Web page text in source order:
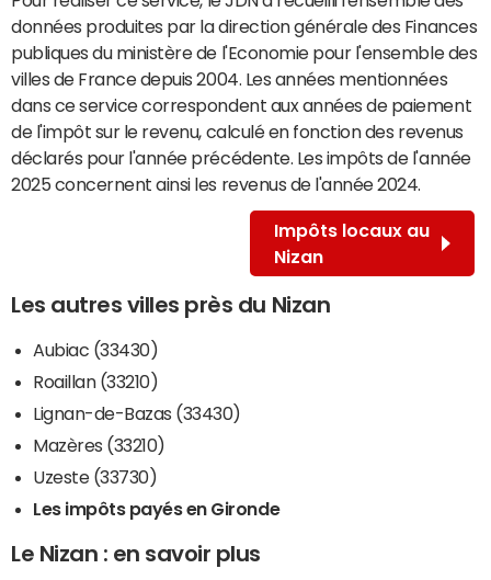
données produites par la direction générale des Finances
publiques du ministère de l'Economie pour l'ensemble des
villes de France depuis 2004. Les années mentionnées
dans ce service correspondent aux années de paiement
de l'impôt sur le revenu, calculé en fonction des revenus
déclarés pour l'année précédente. Les impôts de l'année
2025 concernent ainsi les revenus de l'année 2024.
Impôts locaux au
Nizan
Les autres villes près du Nizan
Aubiac (33430)
Roaillan (33210)
Lignan-de-Bazas (33430)
Mazères (33210)
Uzeste (33730)
Les impôts payés en Gironde
Le Nizan : en savoir plus